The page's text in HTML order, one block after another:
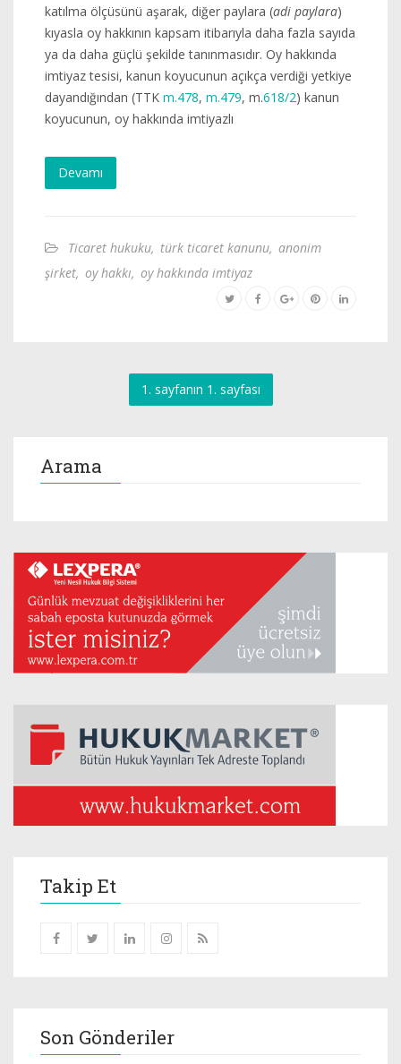
katılma ölçüsünü aşarak, diğer paylara (adi paylara)
kıyasla oy hakkının kapsam itibarıyla daha fazla sayıda
ya da daha güçlü şekilde tanınmasıdır. Oy hakkında
imtiyaz tesisi, kanun koyucunun açıkça verdiği yetkiye
dayandığından (TTK m.478, m.479, m.618/2) kanun
koyucunun, oy hakkında imtiyazlı
Devamı
Ticaret hukuku, türk ticaret kanunu, anonim
şirket, oy hakkı, oy hakkında imtiyaz
1. sayfanın 1. sayfası
Arama
Takip Et
Son Gönderiler